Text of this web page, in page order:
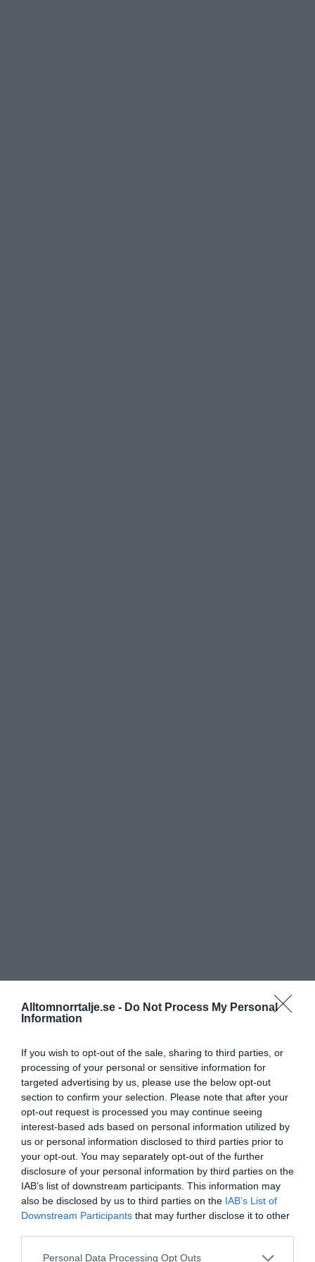
Alltomnorrtalje.se - Do Not Process My Personal
Information
If you wish to opt-out of the sale, sharing to third parties, or
processing of your personal or sensitive information for
targeted advertising by us, please use the below opt-out
section to confirm your selection. Please note that after your
opt-out request is processed you may continue seeing
interest-based ads based on personal information utilized by
us or personal information disclosed to third parties prior to
your opt-out. You may separately opt-out of the further
disclosure of your personal information by third parties on the
IAB’s list of downstream participants. This information may
also be disclosed by us to third parties on the IAB’s List of
Downstream Participants that may further disclose it to other
Personal Data Processing Opt Outs